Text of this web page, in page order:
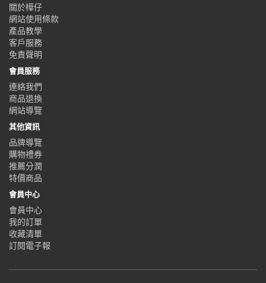
關於樺仔
網站使用條款
產品教學
客戶服務
免責聲明
會員服務
連絡我們
商品退換
網站導覽
其他資訊
品牌導覽
購物禮券
推薦分潤
特價商品
會員中心
會員中心
我的訂單
收藏清單
訂閱電子報